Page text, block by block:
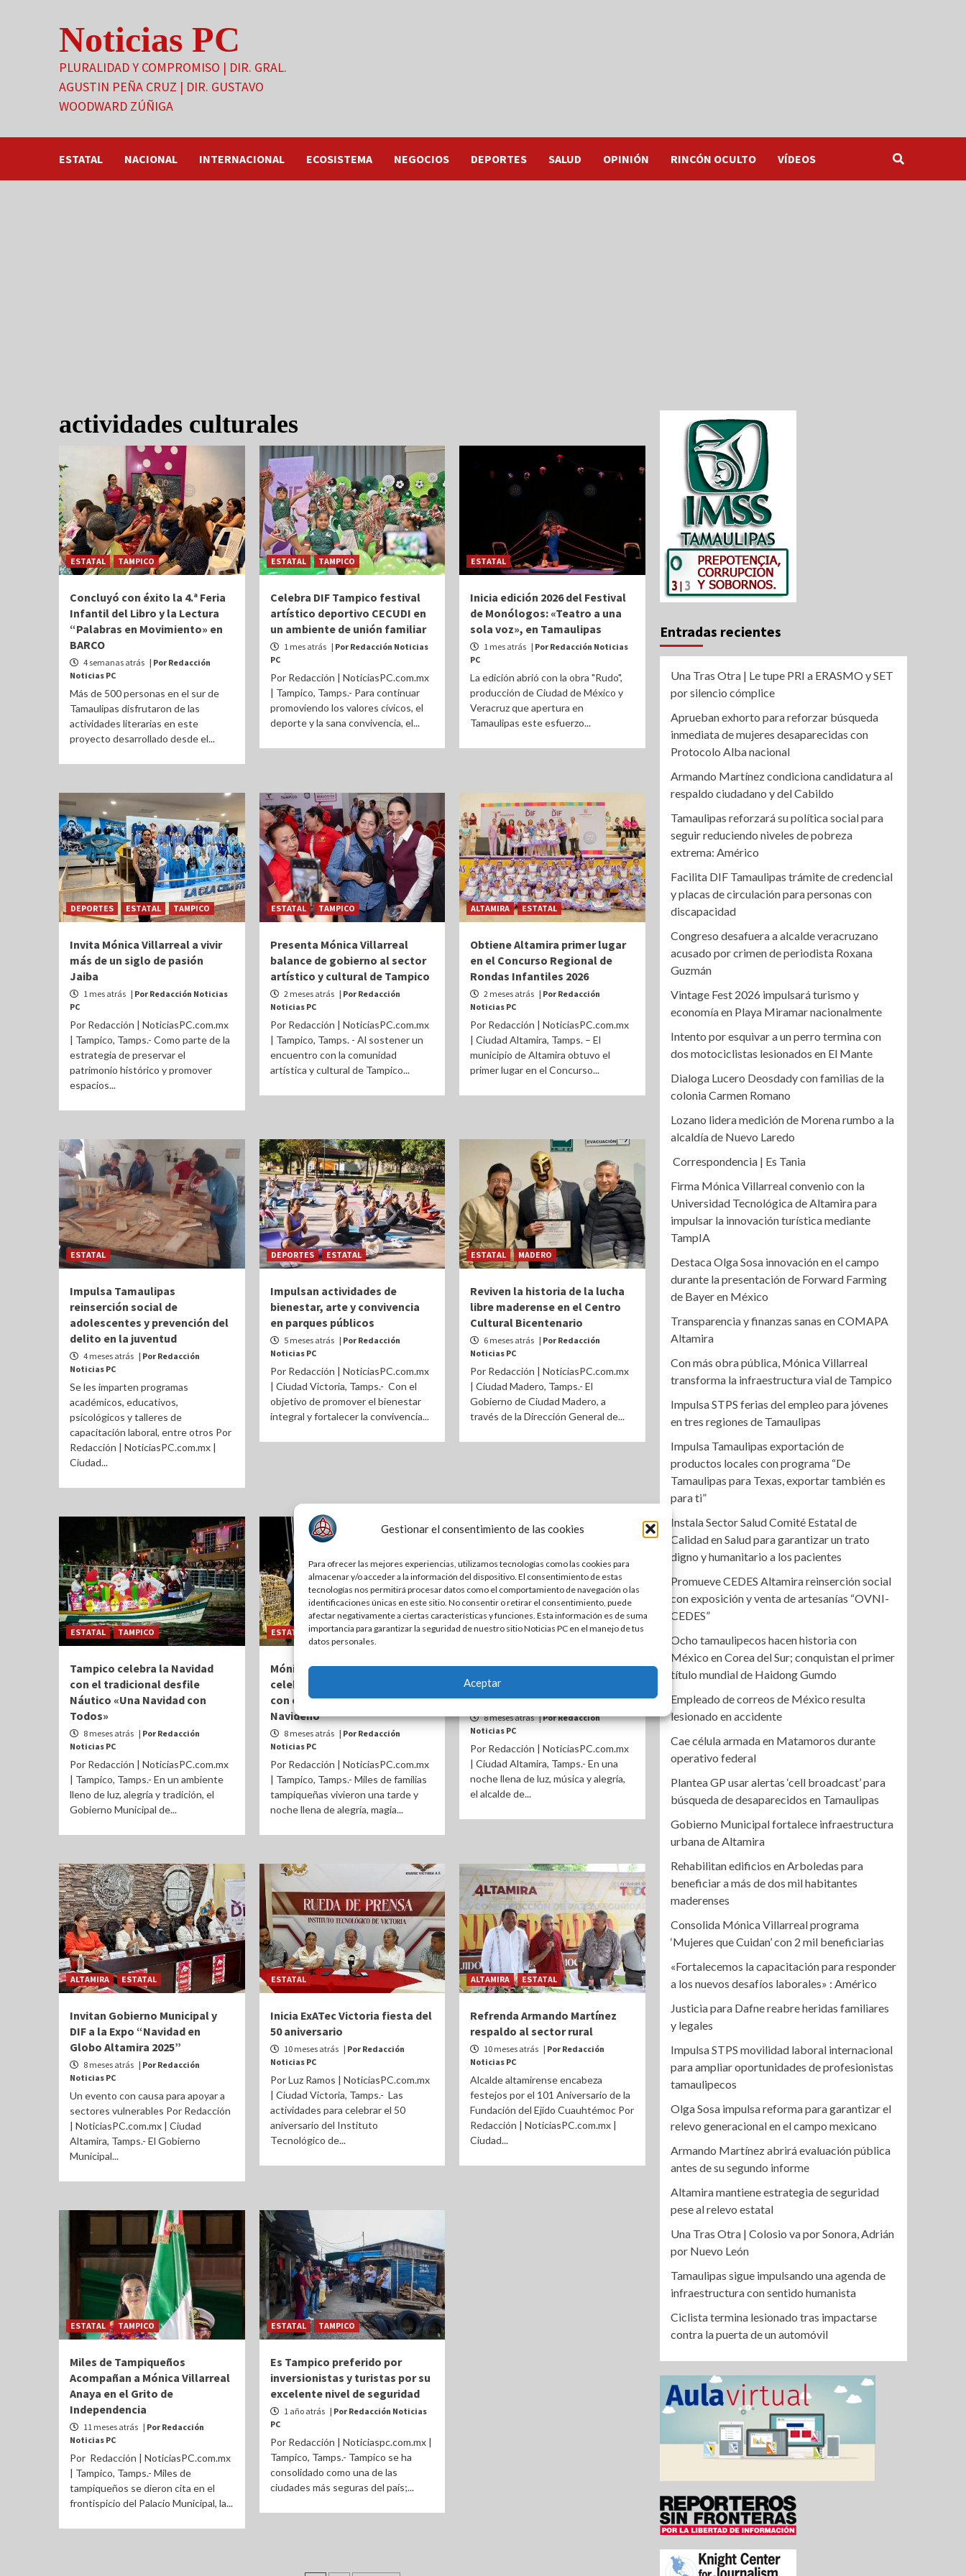
Gestionar el consentimiento de las cookies
Para ofrecer las mejores experiencias, utilizamos tecnologías como las cookies para
almacenar y/o acceder a la información del dispositivo. El consentimiento de estas
tecnologías nos permitirá procesar datos como el comportamiento de navegación o las
identificaciones únicas en este sitio. No consentir o retirar el consentimiento, puede
afectar negativamente a ciertas características y funciones. Esta información es de suma
importancia para garantizar la seguridad de nuestro sitio Noticias PC en el manejo de tus
datos personales.
Aceptar
Noticias PC
PLURALIDAD Y COMPROMISO | DIR. GRAL.
AGUSTIN PEÑA CRUZ | DIR. GUSTAVO
WOODWARD ZÚÑIGA
ESTATAL NACIONAL INTERNACIONAL ECOSISTEMA NEGOCIOS DEPORTES SALUD OPINIÓN RINCÓN OCULTO VÍDEOS
actividades culturales
ESTATAL TAMPICO
Concluyó con éxito la 4.ª Feria
Infantil del Libro y la Lectura
“Palabras en Movimiento» en
BARCO
4 semanas atrás | Por Redacción
Noticias PC
Más de 500 personas en el sur de
Tamaulipas disfrutaron de las
actividades literarias en este
proyecto desarrollado desde el...
ESTATAL TAMPICO
Celebra DIF Tampico festival
artístico deportivo CECUDI en
un ambiente de unión familiar
1 mes atrás | Por Redacción Noticias
PC
Por Redacción | NoticiasPC.com.mx
| Tampico, Tamps.- Para continuar
promoviendo los valores cívicos, el
deporte y la sana convivencia, el...
ESTATAL
Inicia edición 2026 del Festival
de Monólogos: «Teatro a una
sola voz», en Tamaulipas
1 mes atrás | Por Redacción Noticias
PC
La edición abrió con la obra "Rudo",
producción de Ciudad de México y
Veracruz que apertura en
Tamaulipas este esfuerzo...
DEPORTES ESTATAL TAMPICO
Invita Mónica Villarreal a vivir
más de un siglo de pasión
Jaiba
1 mes atrás | Por Redacción Noticias
PC
Por Redacción | NoticiasPC.com.mx
| Tampico, Tamps.- Como parte de la
estrategia de preservar el
patrimonio histórico y promover
espacios...
ESTATAL TAMPICO
Presenta Mónica Villarreal
balance de gobierno al sector
artístico y cultural de Tampico
2 meses atrás | Por Redacción
Noticias PC
Por Redacción | NoticiasPC.com.mx
| Tampico, Tamps. - Al sostener un
encuentro con la comunidad
artística y cultural de Tampico...
ALTAMIRA ESTATAL
Obtiene Altamira primer lugar
en el Concurso Regional de
Rondas Infantiles 2026
2 meses atrás | Por Redacción
Noticias PC
Por Redacción | NoticiasPC.com.mx
| Ciudad Altamira, Tamps. – El
municipio de Altamira obtuvo el
primer lugar en el Concurso...
ESTATAL
Impulsa Tamaulipas
reinserción social de
adolescentes y prevención del
delito en la juventud
4 meses atrás | Por Redacción
Noticias PC
Se les imparten programas
académicos, educativos,
psicológicos y talleres de
capacitación laboral, entre otros Por
Redacción | NoticiasPC.com.mx |
Ciudad...
DEPORTES ESTATAL
Impulsan actividades de
bienestar, arte y convivencia
en parques públicos
5 meses atrás | Por Redacción
Noticias PC
Por Redacción | NoticiasPC.com.mx
| Ciudad Victoria, Tamps.- Con el
objetivo de promover el bienestar
integral y fortalecer la convivencia...
ESTATAL MADERO
Reviven la historia de la lucha
libre maderense en el Centro
Cultural Bicentenario
6 meses atrás | Por Redacción
Noticias PC
Por Redacción | NoticiasPC.com.mx
| Ciudad Madero, Tamps.- El
Gobierno de Ciudad Madero, a
través de la Dirección General de...
ESTATAL TAMPICO
Tampico celebra la Navidad
con el tradicional desfile
Náutico «Una Navidad con
Todos»
8 meses atrás | Por Redacción
Noticias PC
Por Redacción | NoticiasPC.com.mx
| Tampico, Tamps.- En un ambiente
lleno de luz, alegría y tradición, el
Gobierno Municipal de...
ESTATAL TAMPICO
Mónica Villarreal da inicio a las
celebraciones decembrinas
con el encendido del Pino
Navideño
8 meses atrás | Por Redacción
Noticias PC
Por Redacción | NoticiasPC.com.mx
| Tampico, Tamps.- Miles de familias
tampiqueñas vivieron una tarde y
noche llena de alegría, magia...
ALTAMIRA ESTATAL
Encienden Pino Monumental en
Altamira y dan inicio a las
fiestas decembrinas
8 meses atrás | Por Redacción
Noticias PC
Por Redacción | NoticiasPC.com.mx
| Ciudad Altamira, Tamps.- En una
noche llena de luz, música y alegría,
el alcalde de...
ALTAMIRA ESTATAL
Invitan Gobierno Municipal y
DIF a la Expo “Navidad en
Globo Altamira 2025”
8 meses atrás | Por Redacción
Noticias PC
Un evento con causa para apoyar a
sectores vulnerables Por Redacción
| NoticiasPC.com.mx | Ciudad
Altamira, Tamps.- El Gobierno
Municipal...
ESTATAL
Inicia ExATec Victoria fiesta del
50 aniversario
10 meses atrás | Por Redacción
Noticias PC
Por Luz Ramos | NoticiasPC.com.mx
| Ciudad Victoria, Tamps.- Las
actividades para celebrar el 50
aniversario del Instituto
Tecnológico de...
ALTAMIRA ESTATAL
Refrenda Armando Martínez
respaldo al sector rural
10 meses atrás | Por Redacción
Noticias PC
Alcalde altamirense encabeza
festejos por el 101 Aniversario de la
Fundación del Ejido Cuauhtémoc Por
Redacción | NoticiasPC.com.mx |
Ciudad...
ESTATAL TAMPICO
Miles de Tampiqueños
Acompañan a Mónica Villarreal
Anaya en el Grito de
Independencia
11 meses atrás | Por Redacción
Noticias PC
Por Redacción | NoticiasPC.com.mx
| Tampico, Tamps.- Miles de
tampiqueños se dieron cita en el
frontispicio del Palacio Municipal, la...
ESTATAL TAMPICO
Es Tampico preferido por
inversionistas y turistas por su
excelente nivel de seguridad
1 año atrás | Por Redacción Noticias
PC
Por Redacción | Noticiaspc.com.mx |
Tampico, Tamps.- Tampico se ha
consolidado como una de las
ciudades más seguras del país;...
Entradas recientes
Una Tras Otra | Le tupe PRI a ERASMO y SET
por silencio cómplice
Aprueban exhorto para reforzar búsqueda
inmediata de mujeres desaparecidas con
Protocolo Alba nacional
Armando Martínez condiciona candidatura al
respaldo ciudadano y del Cabildo
Tamaulipas reforzará su política social para
seguir reduciendo niveles de pobreza
extrema: Américo
Facilita DIF Tamaulipas trámite de credencial
y placas de circulación para personas con
discapacidad
Congreso desafuera a alcalde veracruzano
acusado por crimen de periodista Roxana
Guzmán
Vintage Fest 2026 impulsará turismo y
economía en Playa Miramar nacionalmente
Intento por esquivar a un perro termina con
dos motociclistas lesionados en El Mante
Dialoga Lucero Deosdady con familias de la
colonia Carmen Romano
Lozano lidera medición de Morena rumbo a la
alcaldía de Nuevo Laredo
Correspondencia | Es Tania
Firma Mónica Villarreal convenio con la
Universidad Tecnológica de Altamira para
impulsar la innovación turística mediante
TampIA
Destaca Olga Sosa innovación en el campo
durante la presentación de Forward Farming
de Bayer en México
Transparencia y finanzas sanas en COMAPA
Altamira
Con más obra pública, Mónica Villarreal
transforma la infraestructura vial de Tampico
Impulsa STPS ferias del empleo para jóvenes
en tres regiones de Tamaulipas
Impulsa Tamaulipas exportación de
productos locales con programa “De
Tamaulipas para Texas, exportar también es
para ti”
Instala Sector Salud Comité Estatal de
Calidad en Salud para garantizar un trato
digno y humanitario a los pacientes
Promueve CEDES Altamira reinserción social
con exposición y venta de artesanías “OVNI-
CEDES”
Ocho tamaulipecos hacen historia con
México en Corea del Sur; conquistan el primer
título mundial de Haidong Gumdo
Empleado de correos de México resulta
lesionado en accidente
Cae célula armada en Matamoros durante
operativo federal
Plantea GP usar alertas ‘cell broadcast’ para
búsqueda de desaparecidos en Tamaulipas
Gobierno Municipal fortalece infraestructura
urbana de Altamira
Rehabilitan edificios en Arboledas para
beneficiar a más de dos mil habitantes
maderenses
Consolida Mónica Villarreal programa
‘Mujeres que Cuidan’ con 2 mil beneficiarias
«Fortalecemos la capacitación para responder
a los nuevos desafíos laborales» : Américo
Justicia para Dafne reabre heridas familiares
y legales
Impulsa STPS movilidad laboral internacional
para ampliar oportunidades de profesionistas
tamaulipecos
Olga Sosa impulsa reforma para garantizar el
relevo generacional en el campo mexicano
Armando Martínez abrirá evaluación pública
antes de su segundo informe
Altamira mantiene estrategia de seguridad
pese al relevo estatal
Una Tras Otra | Colosio va por Sonora, Adrián
por Nuevo León
Tamaulipas sigue impulsando una agenda de
infraestructura con sentido humanista
Ciclista termina lesionado tras impactarse
contra la puerta de un automóvil